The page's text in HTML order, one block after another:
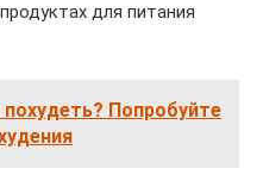
для питания
Попробуйте